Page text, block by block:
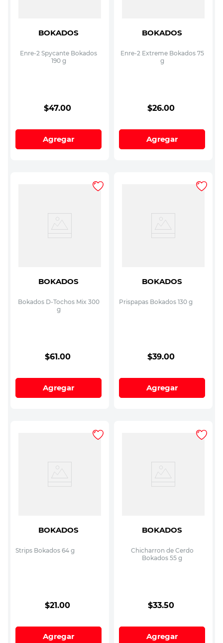
BOKADOS
Enre-2 Spycante Bokados
190 g
$47.00
Agregar
BOKADOS
Enre-2 Extreme Bokados 75
g
$26.00
Agregar
BOKADOS
Bokados D-Tochos Mix 300
g
$61.00
Agregar
BOKADOS
Prispapas Bokados 130 g
$39.00
Agregar
BOKADOS
Strips Bokados 64 g
$21.00
Agregar
BOKADOS
Chicharron de Cerdo
Bokados 55 g
$33.50
Agregar